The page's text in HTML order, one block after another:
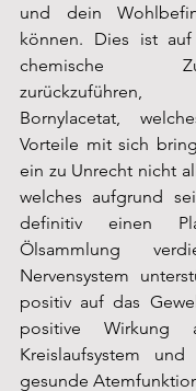
und dein
können. Dies ist
chemische
Bornylacetat,
Vorteile mit sich
ein zu Unrecht nicht
welches aufgrund
definitiv einen
Ölsammlung
Nervensystem
positiv auf das
positive Wirkung
Kreislaufsystem
gesunde